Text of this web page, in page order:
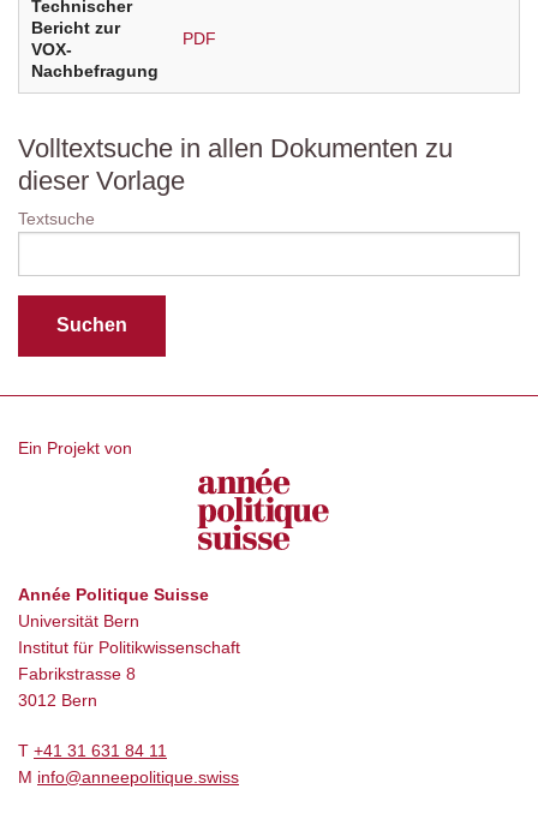
Technischer
Bericht zur
VOX-
Nachbefragung
PDF
Volltextsuche in allen Dokumenten zu
dieser Vorlage
Textsuche
Ein Projekt von
Année Politique Suisse
Universität Bern
Institut für Politikwissenschaft
Fabrikstrasse 8
3012 Bern
T +41 31 631 84 11
M info@anneepolitique.swiss